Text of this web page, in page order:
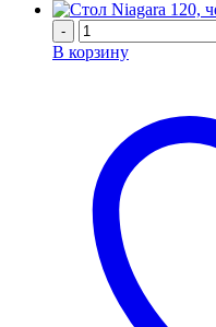
-
В корзину